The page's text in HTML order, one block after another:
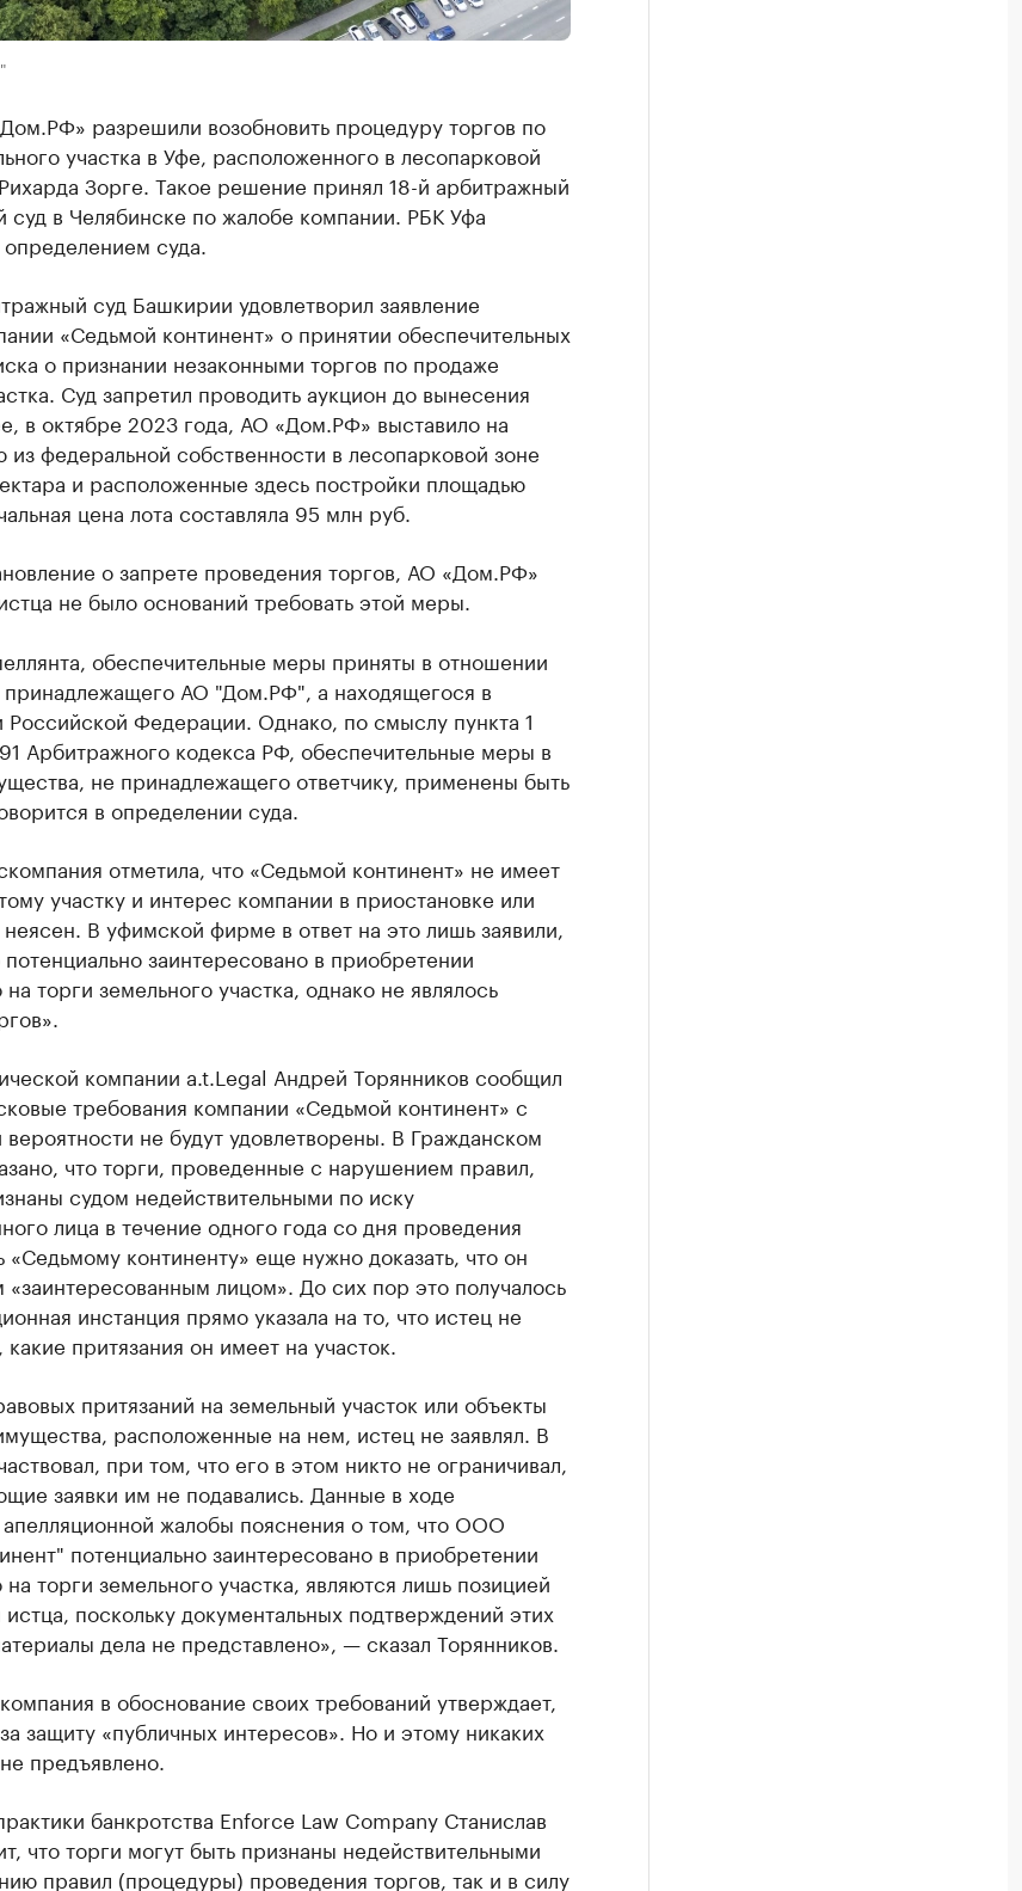
разрешили возобновить процедуру торгов по
участка в Уфе, расположенного в лесопарковой
Зорге. Такое решение принял 18-й арбитражный
суд в Челябинске по жалобе компании. РБК Уфа
суда.
суд Башкирии удовлетворил заявление
«Седьмой континент» о принятии обеспечительных
о признании незаконными торгов по продаже
Суд запретил проводить аукцион до вынесения
в октябре 2023 года, АО «Дом.РФ» выставило на
федеральной собственности в лесопарковой зоне
и расположенные здесь постройки площадью
цена лота составляла 95 млн руб.
о запрете проведения торгов, АО «Дом.РФ»
не было оснований требовать этой меры.
обеспечительные меры приняты в отношении
АО "Дом.РФ", а находящегося в
Российской Федерации. Однако, по смыслу пункта 1
91 Арбитражного кодекса РФ, обеспечительные меры в
не принадлежащего ответчику, применены быть
в определении суда.
отметила, что «Седьмой континент» не имеет
участку и интерес компании в приостановке или
В уфимской фирме в ответ на это лишь заявили,
заинтересовано в приобретении
торги земельного участка, однако не являлось
компании a.t.Legal Андрей Торянников сообщил
требования компании «Седьмой континент» с
не будут удовлетворены. В Гражданском
что торги, проведенные с нарушением правил,
судом недействительными по иску
лица в течение одного года со дня проведения
«Седьмому континенту» еще нужно доказать, что он
«заинтересованным лицом». До сих пор это получалось
инстанция прямо указала на то, что истец не
притязания он имеет на участок.
притязаний на земельный участок или объекты
расположенные на нем, истец не заявлял. В
при том, что его в этом никто не ограничивал,
заявки им не подавались. Данные в ходе
жалобы пояснения о том, что ООО
потенциально заинтересовано в приобретении
на торги земельного участка, являются лишь позицией
истца, поскольку документальных подтверждений этих
дела не представлено», — сказал Торянников.
в обоснование своих требований утверждает,
защиту «публичных интересов». Но и этому никаких
предъявлено.
банкротства Enforce Law Company Станислав
что торги могут быть признаны недействительными
правил (процедуры) проведения торгов, так и в силу